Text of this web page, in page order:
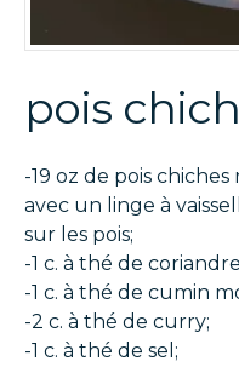
pois
-19 oz de pois
avec un linge à
sur les pois;
-1 c. à thé de
-1 c. à thé de cumin
-2 c. à thé de curry;
-1 c. à thé de sel;